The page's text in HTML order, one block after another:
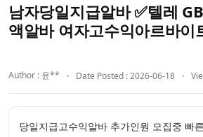
남자당일지급알바 ✅텔레
액알바 여자고수익아르바이
Author : 윤** Date Posted : 2026-06-18
당일지급고수익알바 추가인원 모집중 빠